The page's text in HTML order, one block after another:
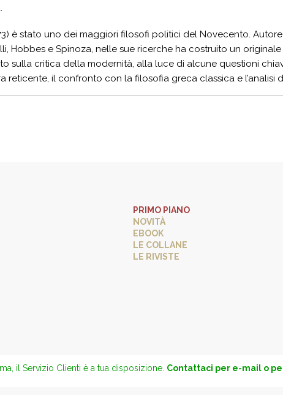
è stato uno dei maggiori filosofi politici del Novecento.
Hobbes e Spinoza, nelle sue ricerche ha costruito un
sulla critica della modernità, alla luce di alcune questioni
reticente, il confronto con la filosofia greca classica e l’analisi
PRIMO PIANO
NOVITÀ
EBOOK
LE COLLANE
LE RIVISTE
il Servizio Clienti è a tua disposizione. Contattaci per e-mail o